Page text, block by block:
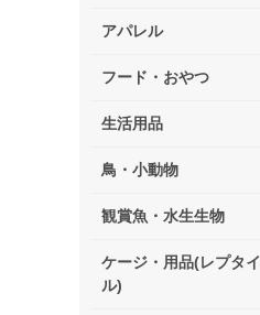
アパレル
フード・おやつ
生活用品
鳥・小動物
観賞魚・水生生物
ケージ・用品(レプタイ
ル)